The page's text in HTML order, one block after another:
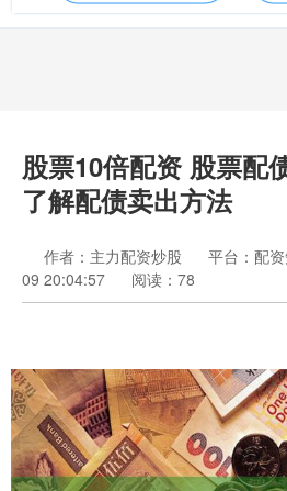
股票10倍配资 股票配
了解配债卖出方法
作者：主力配资炒股 平台：配
09 20:04:57
阅读：78